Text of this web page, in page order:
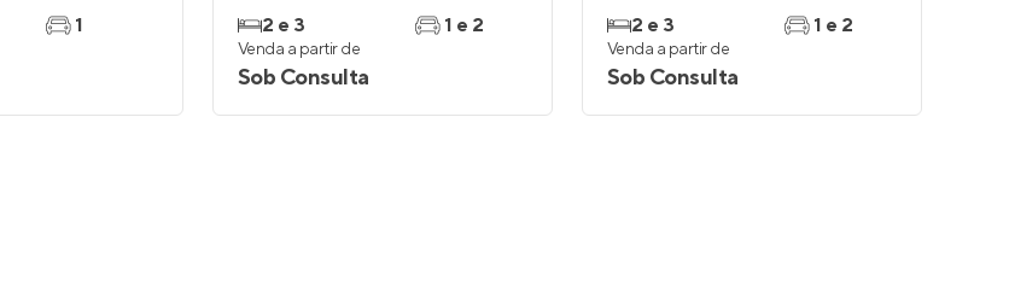
1
2 e 3
1 e 2
Venda a partir de
Sob Consulta
2 e 3
1 e 2
Venda a partir de
Sob Consulta